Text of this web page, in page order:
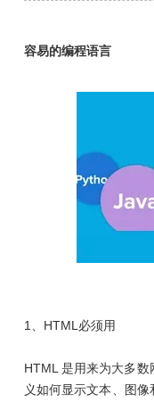
容易的编程语言
1、HTML必须用
HTML 是用来为大多
义如何显示文本、图